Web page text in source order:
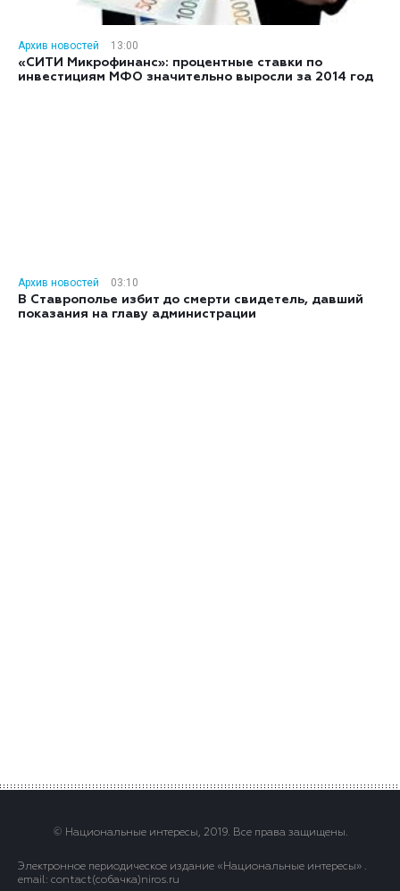
Архив новостей
13:00
«СИТИ Микрофинанс»: процентные ставки по
инвестициям МФО значительно выросли за 2014 год
Архив новостей
03:10
В Ставрополье избит до смерти свидетель, давший
показания на главу администрации
© Национальные интересы, 2019. Все права защищены.
Электронное периодическое издание «Национальные интересы» .
email: contact(сoбaчка)niros.ru